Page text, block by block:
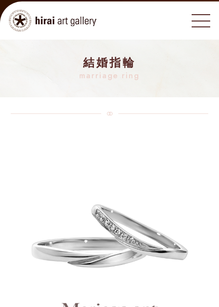
結婚指輪
marriage ring